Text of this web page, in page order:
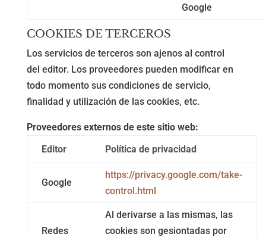
Google
COOKIES DE TERCEROS
Los servicios de terceros son ajenos al control
del editor. Los proveedores pueden modificar en
todo momento sus condiciones de servicio,
finalidad y utilización de las cookies, etc.
Proveedores externos de este sitio web:
Editor
Política de privacidad
Google
https://privacy.google.com/take-
control.html
Redes
Al derivarse a las mismas, las
cookies son gesiontadas por